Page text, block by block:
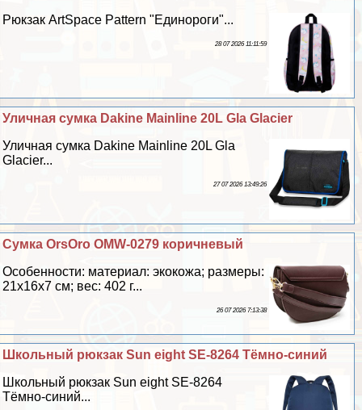
Рюкзак ArtSpace Pattern "Единороги"...
28 07 2026 11:11:59
Уличная сумка Dakine Mainline 20L Gla Glacier
Уличная сумка Dakine Mainline 20L Gla
Glacier...
27 07 2026 13:49:26
Сумка OrsOro OMW-0279 коричневый
Особенности: материал: экокожа; размеры:
21х16х7 см; вес: 402 г...
26 07 2026 7:13:38
Школьный рюкзак Sun eight SE-8264 Тёмно-синий
Школьный рюкзак Sun eight SE-8264
Тёмно-синий...